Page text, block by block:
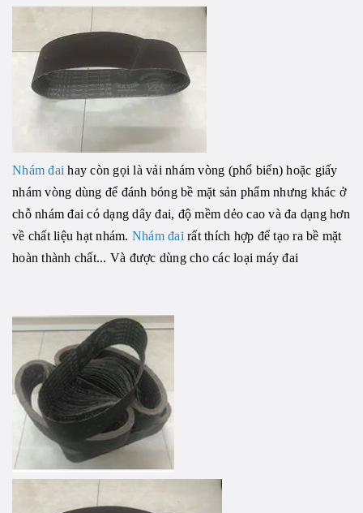
Nhám đai hay còn gọi là vải nhám vòng (phổ biến) hoặc giấy
nhám vòng dùng để đánh bóng bề mặt sản phẩm nhưng khác ở
chỗ nhám đai có dạng dây đai, độ mềm dẻo cao và đa dạng hơn
về chất liệu hạt nhám. Nhám đai rất thích hợp để tạo ra bề mặt
hoàn thành chất... Và được dùng cho các loại máy đai